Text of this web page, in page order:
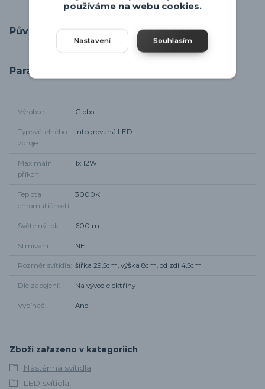
Původ zboží
Parametry
Výrobce Globo
Typ světelného
zdroje
integrovaná LED
Maximální
příkon
1x 12W
Teplota
chromatičnosti
3000K
Světelný tok 600lm
Stmívání NE
Rozměr svítidla šířka 29,5cm, výška 8cm, od zdi 4,5cm
Dle zapojení Na vývod elektřiny
Vypínač Ano
Zboží zařazeno v kategoriích
Nástěnná svítidla
LED svítidla
používáme na webu cookies.
Nastavení Souhlasím